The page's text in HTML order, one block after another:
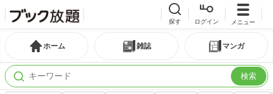
探す ログイン メニュー
ホーム 雑誌 マンガ
検索